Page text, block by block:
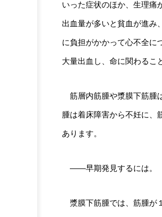
いった症状のほか、生理痛
出血量が多いと貧血が進み
に負担がかかって心不全に
大量出血し、命に関わるこ
筋層内筋腫や漿膜下筋腫
腫は着床障害から不妊に、
あります。
――早期発見するには。
漿膜下筋腫では、筋腫が